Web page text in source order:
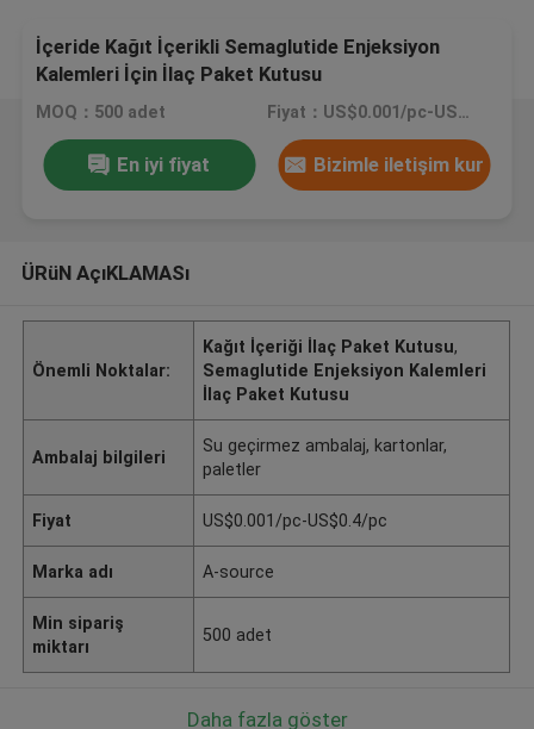
İçeride Kağıt İçerikli Semaglutide Enjeksiyon
Kalemleri İçin İlaç Paket Kutusu
MOQ：500 adet Fiyat：US$0.001/pc-US$0.4/pc
En iyi fiyat Bizimle iletişim kur
ÜRüN AçıKLAMASı
Önemli Noktalar:
Kağıt İçeriği İlaç Paket Kutusu,
Semaglutide Enjeksiyon Kalemleri
İlaç Paket Kutusu
Ambalaj bilgileri
Su geçirmez ambalaj, kartonlar,
paletler
Fiyat US$0.001/pc-US$0.4/pc
Marka adı A-source
Min sipariş
miktarı
500 adet
Daha fazla göster